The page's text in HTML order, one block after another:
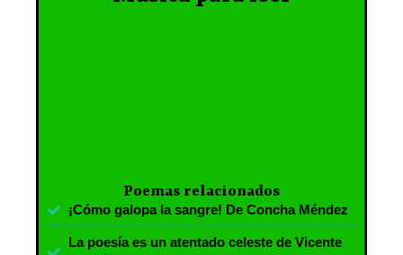
Poemas relacionados
¡Cómo galopa la sangre! De Concha Méndez
La poesía es un atentado celeste de Vicente